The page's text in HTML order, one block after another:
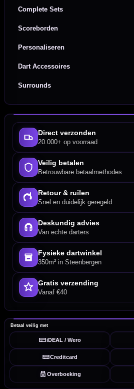
Complete Sets
Scoreborden
Personaliseren
Dart Accessoires
Surrounds
Direct verzonden
20.000+ op voorraad
Veilig betalen
Betrouwbare betaalmethodes
Retour & ruilen
Snel en duidelijk geregeld
Deskundig advies
Van echte darters
Fysieke dartwinkel
350m² in Steenbergen
Gratis verzending
Vanaf €40
Betaal veilig met
iDEAL / Wero
Creditcard
Overboeking